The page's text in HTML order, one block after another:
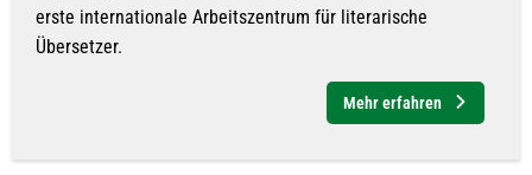
erste internationale Arbeitszentrum für literarische
Übersetzer.
Mehr erfahren